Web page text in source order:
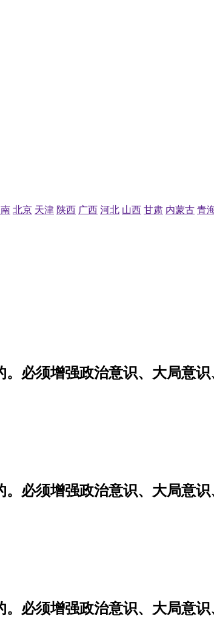
北京 天津 陕西 广西 河北 山西 甘肃 内蒙古 青
必须增强政治意识、大局意
必须增强政治意识、大局意
必须增强政治意识、大局意